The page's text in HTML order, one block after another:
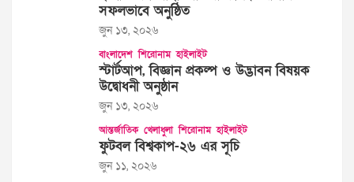
সফলভাবে অনুষ্ঠিত
জুন ১৩, ২০২৬
বাংলাদেশ শিরোনাম হাইলাইট
স্টার্টআপ, বিজ্ঞান প্রকল্প ও উদ্ভাবন বিষয়ক
উদ্বোধনী অনুষ্ঠান
জুন ১৩, ২০২৬
আন্তর্জাতিক খেলাধুলা শিরোনাম হাইলাইট
ফুটবল বিশ্বকাপ-২৬ এর সূচি
জুন ১১, ২০২৬